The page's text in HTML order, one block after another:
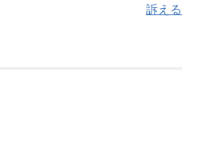
訴える